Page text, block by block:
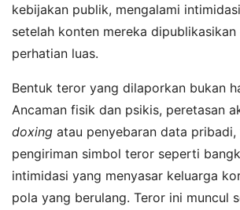
kebijakan publik, mengalami
setelah konten mereka
perhatian luas.
Bentuk teror yang dilaporkan bukan
Ancaman fisik dan psikis, peretasan
doxing atau penyebaran data pribadi,
pengiriman simbol teror seperti
intimidasi yang menyasar keluarga
pola yang berulang. Teror ini muncul